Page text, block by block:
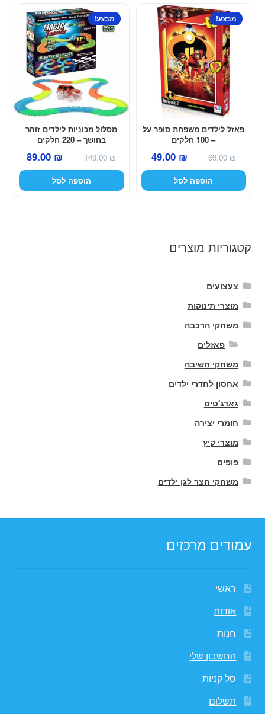
פאזל לילדים משפחת סופר על
– 100 חלקים
מבצע!
69.00₪
המחיר
המקורי
היה:
49.00 ₪
המחיר
הנוכחי
הוא:
הוספה לסל
מסלול מכוניות לילדים זוהר
בחושך – 220 חלקים
מבצע!
149.00₪
המחיר
המקורי
היה:
89.00 ₪
המחיר
הנוכחי
הוא:
הוספה לסל
קטגוריות מוצרים
צעצועים
מוצרי תינוקות
משחקי הרכבה
פאזלים
משחקי חשיבה
אחסון לחדרי ילדים
גאדג'טים
חומרי יצירה
מוצרי קיץ
פופים
משחקי חצר לגן ילדים
עמודים מרכזים
ראשי
אודות
חנות
החשבון שלי
סל קניות
תשלום